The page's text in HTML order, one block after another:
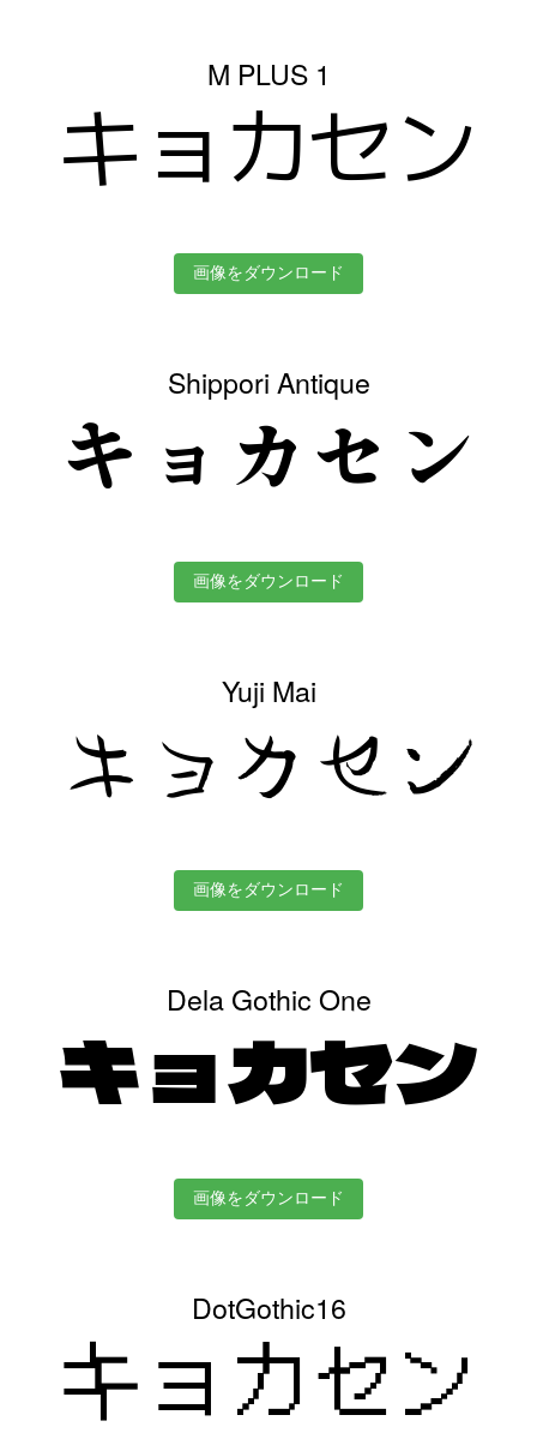
M PLUS 1
キョカセン
画像をダウンロード
Shippori Antique
キョカセン
画像をダウンロード
Yuji Mai
キョカセン
画像をダウンロード
Dela Gothic One
キョカセン
画像をダウンロード
DotGothic16
キョカセン